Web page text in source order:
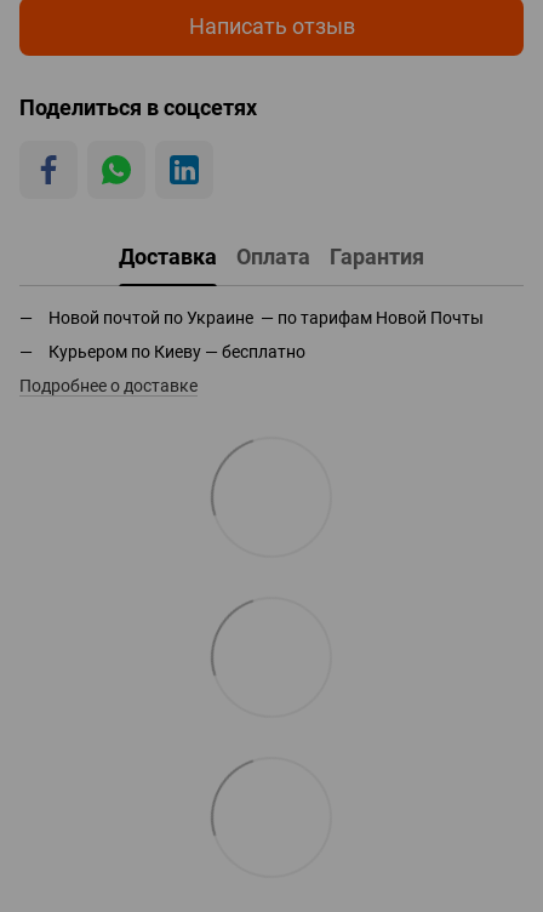
Написать отзыв
Поделиться в соцсетях
Доставка Оплата Гарантия
Новой почтой по Украине — по тарифам Новой Почты
Курьером по Киеву — бесплатно
Подробнее о доставке